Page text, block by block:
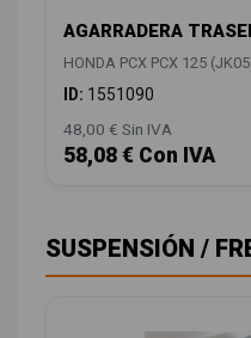
AGARRADERA
HONDA PCX PCX 125
ID: 1551090
48,00 € Sin IVA
58,08 € Con IVA
SUSPENSIÓN /